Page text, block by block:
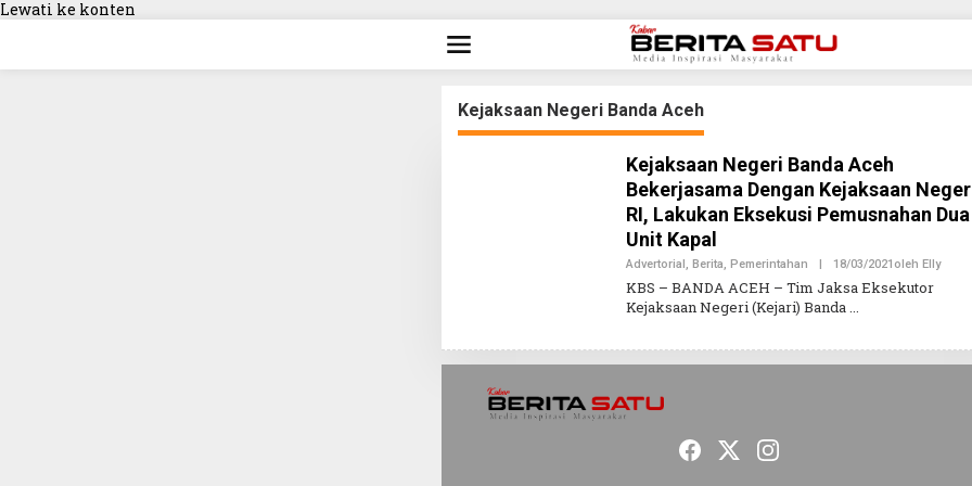
Lewati ke konten
Kejaksaan Negeri Banda Aceh
Kejaksaan Negeri Banda Aceh
Bekerjasama Dengan Kejaksaan
RI, Lakukan Eksekusi Pemusnahan Dua
Unit Kapal
Advertorial, Berita, Pemerintahan | 18/03/2021 Oleh Elly
KBS – BANDA ACEH – Tim Jaksa Eksekutor
Kejaksaan Negeri (Kejari) Banda